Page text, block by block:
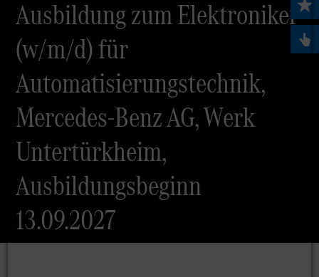
Ausbildung zum Elektroniker
(w/m/d) für
Automatisierungstechnik,
Mercedes-Benz AG, Werk
Untertürkheim,
Ausbildungsbeginn
13.09.2027